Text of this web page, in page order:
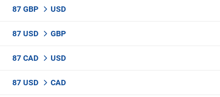
87 GBP USD
87 USD GBP
87 CAD USD
87 USD CAD